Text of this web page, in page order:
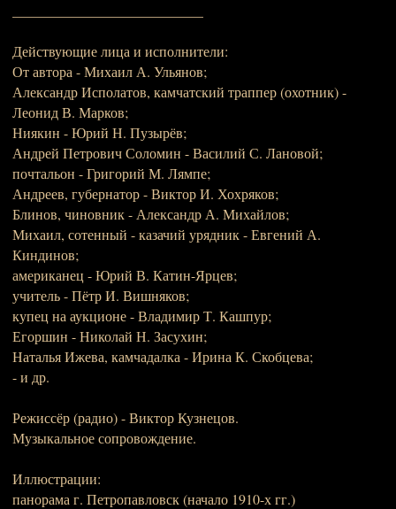
Действующие лица и исполнители:
От автора - Михаил А. Ульянов;
Александр Исполатов, камчатский траппер (охотник) -
Леонид В. Марков;
Ниякин - Юрий Н. Пузырёв;
Андрей Петрович Соломин - Василий С. Лановой;
почтальон - Григорий М. Лямпе;
Андреев, губернатор - Виктор И. Хохряков;
Блинов, чиновник - Александр А. Михайлов;
Михаил, сотенный - казачий урядник - Евгений А.
Киндинов;
американец - Юрий В. Катин-Ярцев;
учитель - Пётр И. Вишняков;
купец на аукционе - Владимир Т. Кашпур;
Егоршин - Николай Н. Засухин;
Наталья Ижева, камчадалка - Ирина К. Скобцева;
- и др.
Режиссёр (радио) - Виктор Кузнецов.
Музыкальное сопровождение.
Иллюстрации:
панорама г. Петропавловск (начало 1910-х гг.)